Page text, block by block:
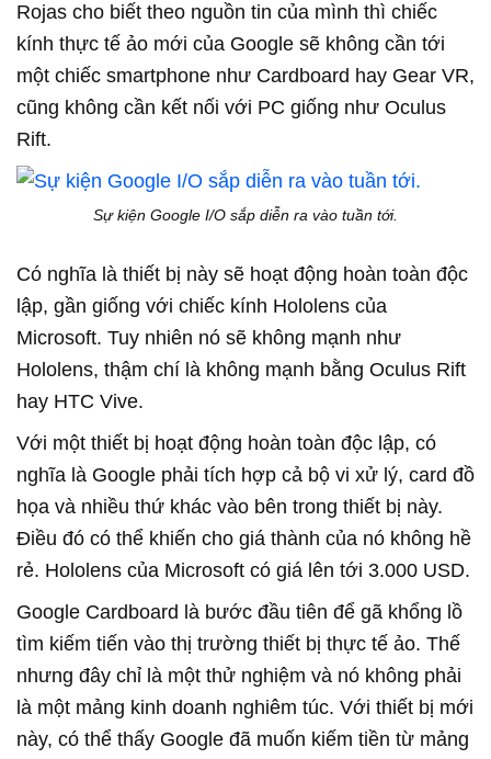
Rojas cho biết theo nguồn tin của mình thì chiếc
kính thực tế ảo mới của Google sẽ không cần tới
một chiếc smartphone như Cardboard hay Gear VR,
cũng không cần kết nối với PC giống như Oculus
Rift.
Sự kiện Google I/O sắp diễn ra vào tuần tới.
Có nghĩa là thiết bị này sẽ hoạt động hoàn toàn độc
lập, gần giống với chiếc kính Hololens của
Microsoft. Tuy nhiên nó sẽ không mạnh như
Hololens, thậm chí là không mạnh bằng Oculus Rift
hay HTC Vive.
Với một thiết bị hoạt động hoàn toàn độc lập, có
nghĩa là Google phải tích hợp cả bộ vi xử lý, card đồ
họa và nhiều thứ khác vào bên trong thiết bị này.
Điều đó có thể khiến cho giá thành của nó không hề
rẻ. Hololens của Microsoft có giá lên tới 3.000 USD.
Google Cardboard là bước đầu tiên để gã khổng lồ
tìm kiếm tiến vào thị trường thiết bị thực tế ảo. Thế
nhưng đây chỉ là một thử nghiệm và nó không phải
là một mảng kinh doanh nghiêm túc. Với thiết bị mới
này, có thể thấy Google đã muốn kiếm tiền từ mảng